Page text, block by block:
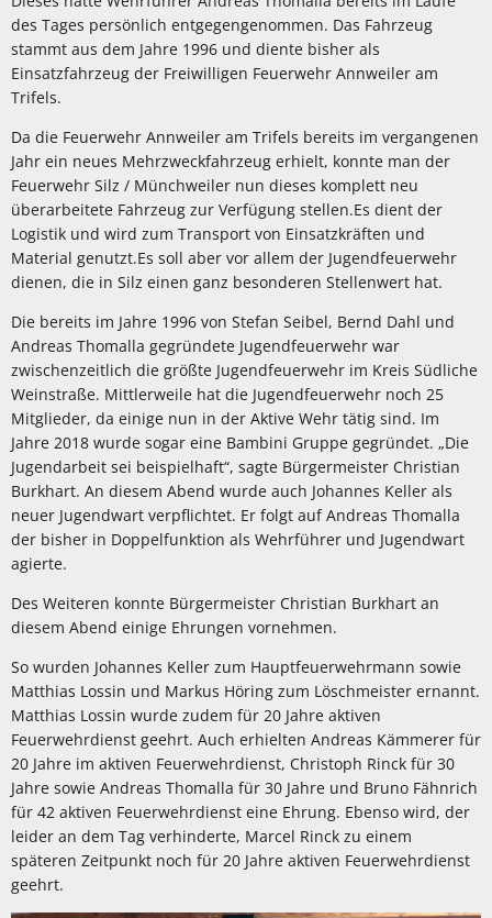
des Tages persönlich entgegengenommen. Das Fahrzeug
stammt aus dem Jahre 1996 und diente bisher als
Einsatzfahrzeug der Freiwilligen Feuerwehr Annweiler am
Trifels.
Da die Feuerwehr Annweiler am Trifels bereits im vergangenen
Jahr ein neues Mehrzweckfahrzeug erhielt, konnte man der
Feuerwehr Silz / Münchweiler nun dieses komplett neu
überarbeitete Fahrzeug zur Verfügung stellen.Es dient der
Logistik und wird zum Transport von Einsatzkräften und
Material genutzt.Es soll aber vor allem der Jugendfeuerwehr
dienen, die in Silz einen ganz besonderen Stellenwert hat.
Die bereits im Jahre 1996 von Stefan Seibel, Bernd Dahl und
Andreas Thomalla gegründete Jugendfeuerwehr war
zwischenzeitlich die größte Jugendfeuerwehr im Kreis Südliche
Weinstraße. Mittlerweile hat die Jugendfeuerwehr noch 25
Mitglieder, da einige nun in der Aktive Wehr tätig sind. Im
Jahre 2018 wurde sogar eine Bambini Gruppe gegründet. „Die
Jugendarbeit sei beispielhaft“, sagte Bürgermeister Christian
Burkhart. An diesem Abend wurde auch Johannes Keller als
neuer Jugendwart verpflichtet. Er folgt auf Andreas Thomalla
der bisher in Doppelfunktion als Wehrführer und Jugendwart
agierte.
Des Weiteren konnte Bürgermeister Christian Burkhart an
diesem Abend einige Ehrungen vornehmen.
So wurden Johannes Keller zum Hauptfeuerwehrmann sowie
Matthias Lossin und Markus Höring zum Löschmeister ernannt.
Matthias Lossin wurde zudem für 20 Jahre aktiven
Feuerwehrdienst geehrt. Auch erhielten Andreas Kämmerer für
20 Jahre im aktiven Feuerwehrdienst, Christoph Rinck für 30
Jahre sowie Andreas Thomalla für 30 Jahre und Bruno Fähnrich
für 42 aktiven Feuerwehrdienst eine Ehrung. Ebenso wird, der
leider an dem Tag verhinderte, Marcel Rinck zu einem
späteren Zeitpunkt noch für 20 Jahre aktiven Feuerwehrdienst
geehrt.